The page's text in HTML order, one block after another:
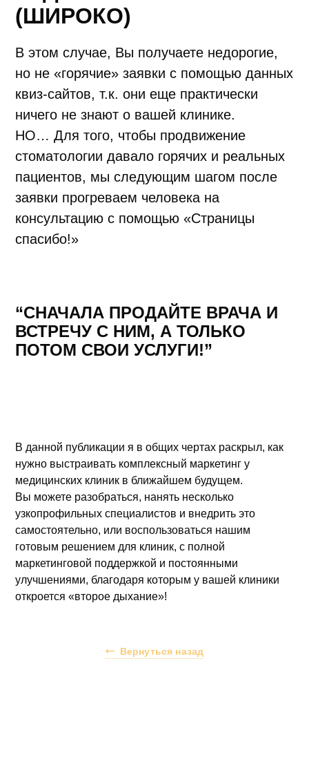
(ШИРОКО)
В этом случае, Вы получаете недорогие,
но не «горячие» заявки с помощью данных
квиз-сайтов, т.к. они еще практически
ничего не знают о вашей клинике.
НО… Для того, чтобы продвижение
стоматологии давало горячих и реальных
пациентов, мы следующим шагом после
заявки прогреваем человека на
консультацию с помощью «Страницы
спасибо!»
“СНАЧАЛА ПРОДАЙТЕ ВРАЧА И
ВСТРЕЧУ С НИМ, А ТОЛЬКО
ПОТОМ СВОИ УСЛУГИ!”
В данной публикации я в общих чертах раскрыл, как
нужно выстраивать комплексный маркетинг у
медицинских клиник в ближайшем будущем.
Вы можете разобраться, нанять несколько
узкопрофильных специалистов и внедрить это
самостоятельно, или воспользоваться нашим
готовым решением для клиник, с полной
маркетинговой поддержкой и постоянными
улучшениями, благодаря которым у вашей клиники
откроется «второе дыхание»!
Вернуться назад